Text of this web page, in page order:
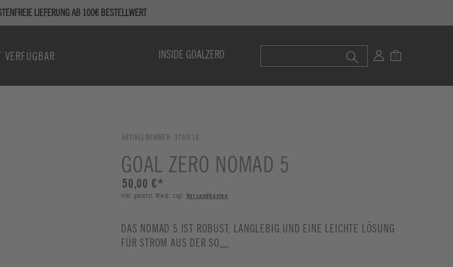
LIEFERUNG AB 100€ BESTELLWERT
VERFÜGBAR INSIDE GOALZERO
ARTIKELNUMMER: 3700118
GOAL ZERO NOMAD 5
50,00 €*
inkl. gesetzl. Mwst. zzgl. Versandkosten
DAS NOMAD 5 IST ROBUST, LANGLEBIG UND EINE LEICHTE LÖSUNG
FÜR STROM AUS DER SO...